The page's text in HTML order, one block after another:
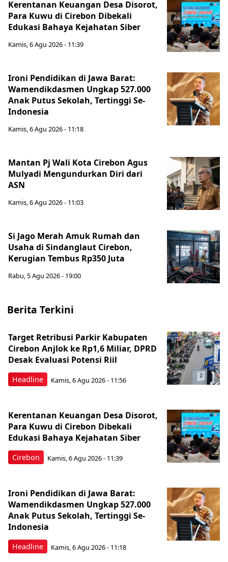
Kerentanan Keuangan Desa Disorot,
Para Kuwu di Cirebon Dibekali
Edukasi Bahaya Kejahatan Siber
Kamis, 6 Agu 2026 - 11:39
Ironi Pendidikan di Jawa Barat:
Wamendikdasmen Ungkap 527.000
Anak Putus Sekolah, Tertinggi Se-
Indonesia
Kamis, 6 Agu 2026 - 11:18
Mantan Pj Wali Kota Cirebon Agus
Mulyadi Mengundurkan Diri dari
ASN
Kamis, 6 Agu 2026 - 11:03
Si Jago Merah Amuk Rumah dan
Usaha di Sindanglaut Cirebon,
Kerugian Tembus Rp350 Juta
Rabu, 5 Agu 2026 - 19:00
Berita Terkini
Headline
Target Retribusi Parkir Kabupaten
Cirebon Anjlok ke Rp1,6 Miliar, DPRD
Desak Evaluasi Potensi Riil
Kamis, 6 Agu 2026 - 11:56
Cirebon
Kerentanan Keuangan Desa Disorot,
Para Kuwu di Cirebon Dibekali
Edukasi Bahaya Kejahatan Siber
Kamis, 6 Agu 2026 - 11:39
Headline
Ironi Pendidikan di Jawa Barat:
Wamendikdasmen Ungkap 527.000
Anak Putus Sekolah, Tertinggi Se-
Indonesia
Kamis, 6 Agu 2026 - 11:18